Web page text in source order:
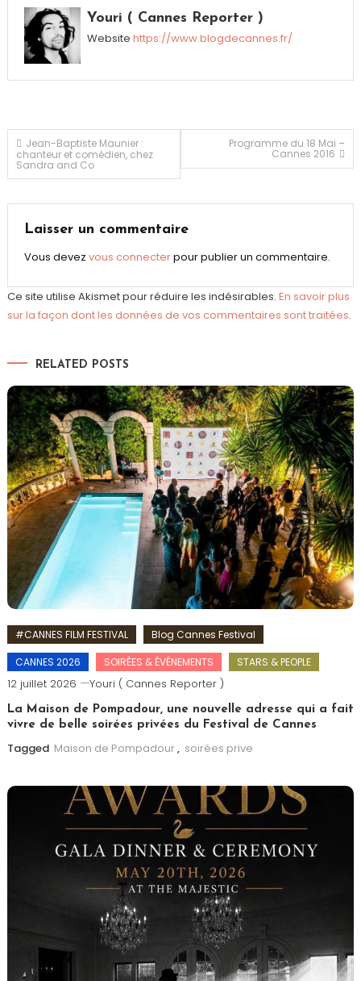
Youri ( Cannes Reporter )
Website https://www.blogdecannes.fr/
Navigation
de
l’article
Jean-Baptiste Maunier :
chanteur et comédien, chez
Sandra and Co
Programme du 18 Mai –
Cannes 2016
Laisser un commentaire
Vous devez vous connecterpour publier un commentaire.
Ce site utilise Akismet pour réduire les indésirables. En savoir plus
sur la façon dont les données de vos commentaires sont traitées.
RELATED POSTS
#CANNES FILM FESTIVAL
Blog Cannes Festival
CANNES 2026
SOIRÉES & ÉVÉNEMENTS STARS & PEOPLE
12 juillet 2026 Youri ( Cannes Reporter )
La Maison de Pompadour, une nouvelle adresse qui a fait
vivre de belle soirées privées du Festival de Cannes
Tagged Maison de Pompadour, soirées prive